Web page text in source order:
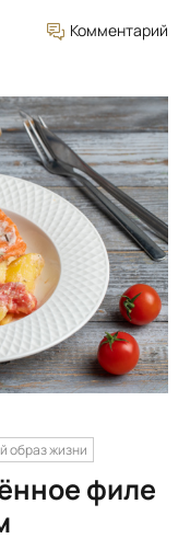
Комментарий
образ жизни
филе